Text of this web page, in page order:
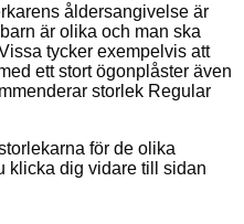
åldersangivelse är
är olika och man ska
tycker exempelvis att
ett stort ögonplåster även
storlek Regular
för de olika
klicka dig vidare till sidan